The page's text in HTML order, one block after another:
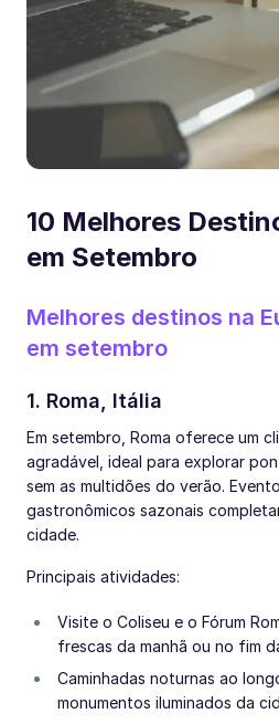
10 Melhores
em Setembro
Melhores destinos na
em setembro
1. Roma, Itália
Em setembro, Roma oferece um
agradável, ideal para explorar
sem as multidões do verão.
gastronômicos sazonais
cidade.
Principais atividades:
Visite o Coliseu e o Fórum
frescas da manhã ou no fim
Caminhadas noturnas ao
monumentos iluminados da